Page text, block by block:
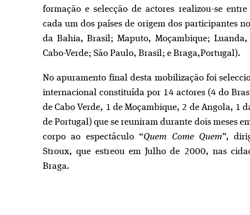
formação e selecção de actores realizou-se
cada um dos países de origem dos participantes
da Bahia, Brasil; Maputo, Moçambique;
Cabo-Verde; São Paulo, Brasil; e Braga,Portugal).
No apuramento final desta mobilização foi
internacional constituída por 14 actores (4 do
de Cabo Verde, 1 de Moçambique, 2 de Angola, 1
de Portugal) que se reuniram durante dois meses
corpo ao espectáculo “Quem Come Quem”,
Stroux, que estreou em Julho de 2000, nas
Braga.